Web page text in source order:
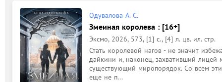
Одувалова А. С.
Змеиная королева : [16+]
Эксмо, 2026, 573, [1] с., [4] л. цв. ил. стр.
Стать королевой нагов - не значит
дайкини и, наконец, захвативший
существующий миропорядок. Со всем
еще не п...